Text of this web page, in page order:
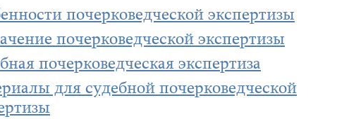
почерковедческой экспертизы
почерковедческой экспертизы
почерковедческая экспертиза
для судебной почерковедческой